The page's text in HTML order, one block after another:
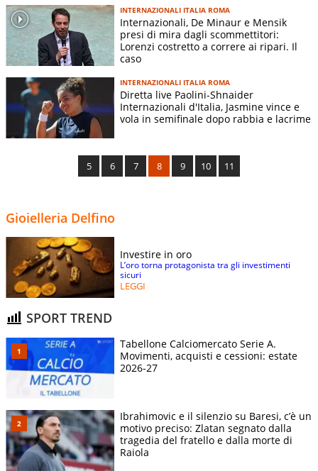
INTERNAZIONALI ITALIA ROMA
Internazionali, De Minaur e Mensik
presi di mira dagli scommettitori:
Lorenzi costretto a correre ai ripari. Il
caso
INTERNAZIONALI ITALIA ROMA
Diretta live Paolini-Shnaider
Internazionali d'Italia, Jasmine vince e
vola in semifinale dopo rabbia e lacrime
5 6 7 8 9 10 11
Gioielleria Delfino
Investire in oro
L’oro torna protagonista tra gli investimenti
sicuri
LEGGI
SPORT TREND
Tabellone Calciomercato Serie A.
Movimenti, acquisti e cessioni: estate
2026-27
Ibrahimovic e il silenzio su Baresi, c’è un
motivo preciso: Zlatan segnato dalla
tragedia del fratello e dalla morte di
Raiola